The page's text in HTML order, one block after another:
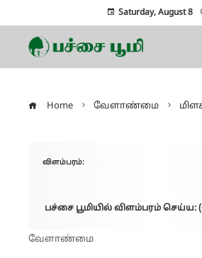
Saturday, August 8
Home வேளாண்மை
விளம்பரம்:
பச்சை பூமியில் விளம்பரம் செய்ய:
வேளாண்மை